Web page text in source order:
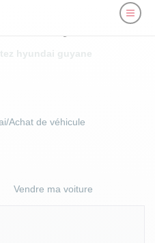
hyundai guyane
Achat de véhicule
Vendre ma voiture